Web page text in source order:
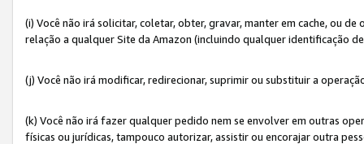
(i) Você não irá solicitar, coletar, obter, gravar, manter em cache, ou
relação a qualquer Site da Amazon (incluindo qualquer identificação
(j) Você não irá modificar, redirecionar, suprimir ou substituir a
(k) Você não irá fazer qualquer pedido nem se envolver em outras
físicas ou jurídicas, tampouco autorizar, assistir ou encorajar outra